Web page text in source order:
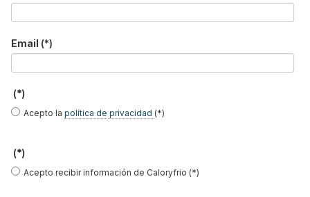
Email (*)
(*)
Acepto la política de privacidad (*)
(*)
Acepto recibir información de Caloryfrio (*)